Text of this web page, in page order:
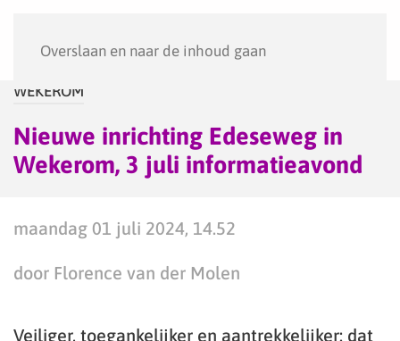
Overslaan en naar de inhoud gaan
WEKEROM
Nieuwe inrichting Edeseweg in
Wekerom, 3 juli informatieavond
maandag 01 juli 2024, 14.52
door Florence van der Molen
Veiliger, toegankelijker en aantrekkelijker: dat